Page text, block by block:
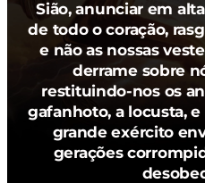
Sião, anunciar em
de todo o coração,
e não as nossas
derrame sobre
restituindo-nos os
gafanhoto, a locusta,
grande exército
gerações